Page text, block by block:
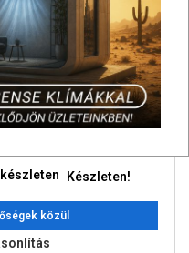
szifonnal, komplett
Ft
Készleten!
közül